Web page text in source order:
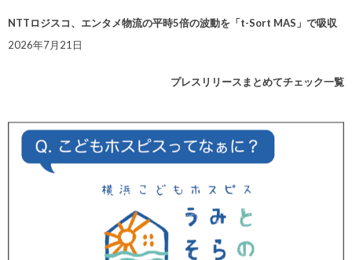
NTTロジスコ、エンタメ物流の平時5倍の波動を「t-Sort MAS」で吸収
2026年7月21日
プレスリリースまとめてチェック一覧